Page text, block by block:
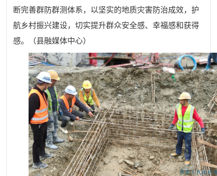
断完善群防群测体系，以坚实的地质灾害防治成效，护
航乡村振兴建设，切实提升群众安全感、幸福感和获得
感。（县融媒体中心）